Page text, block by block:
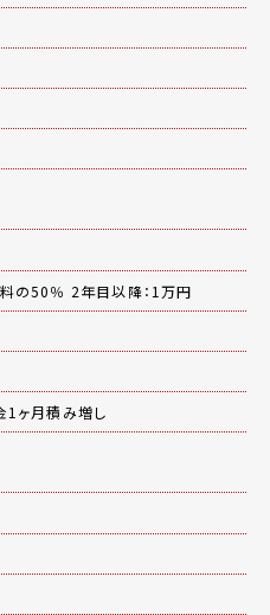
の50％ 2年目以降：1万円
1ヶ月積み増し